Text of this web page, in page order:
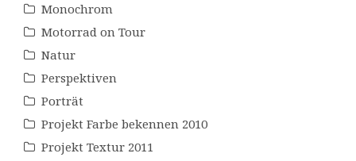
Monochrom
Motorrad on Tour
Natur
Perspektiven
Porträt
Projekt Farbe bekennen 2010
Projekt Textur 2011